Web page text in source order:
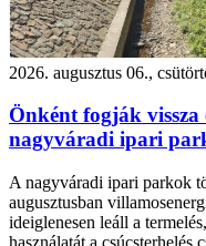
2026. augusztus 06.,
Önként fogják vissza
nagyváradi ipari
A nagyváradi ipari parkok
augusztusban
ideiglenesen leáll a